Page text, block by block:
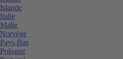
Islande
Italie
Malte
Norvège
Pays-Bas
Pologne